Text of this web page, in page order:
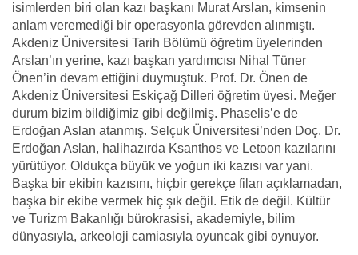
isimlerden biri olan kazı başkanı Murat Arslan, kimsenin
anlam veremediği bir operasyonla görevden alınmıştı.
Akdeniz Üniversitesi Tarih Bölümü öğretim üyelerinden
Arslan’ın yerine, kazı başkan yardımcısı Nihal Tüner
Önen’in devam ettiğini duymuştuk. Prof. Dr. Önen de
Akdeniz Üniversitesi Eskiçağ Dilleri öğretim üyesi. Meğer
durum bizim bildiğimiz gibi değilmiş. Phaselis’e de
Erdoğan Aslan atanmış. Selçuk Üniversitesi’nden Doç. Dr.
Erdoğan Aslan, halihazırda Ksanthos ve Letoon kazılarını
yürütüyor. Oldukça büyük ve yoğun iki kazısı var yani.
Başka bir ekibin kazısını, hiçbir gerekçe filan açıklamadan,
başka bir ekibe vermek hiç şık değil. Etik de değil. Kültür
ve Turizm Bakanlığı bürokrasisi, akademiyle, bilim
dünyasıyla, arkeoloji camiasıyla oyuncak gibi oynuyor.